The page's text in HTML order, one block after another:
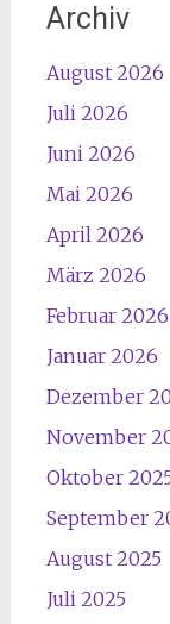
Archiv
August 2026
Juli 2026
Juni 2026
Mai 2026
April 2026
März 2026
Februar 2026
Januar 2026
Dezember
November
Oktober
September
August 2025
Juli 2025